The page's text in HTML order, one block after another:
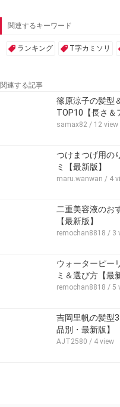
関連するキーワード
ランキング T字カミソリ
関連する記事
篠原涼子の髪型
TOP10【長さ＆
samax82 / 12 view
つけまつげ用の
ミ【最新版】
maru.wanwan / 4
二重美容液のお
【最新版】
remochan8818 / 3
ウォーターピー
ミ＆選び方【最
remochan8818 / 5
吉岡里帆の髪型
品別・最新版】
AJT2580 / 4 view